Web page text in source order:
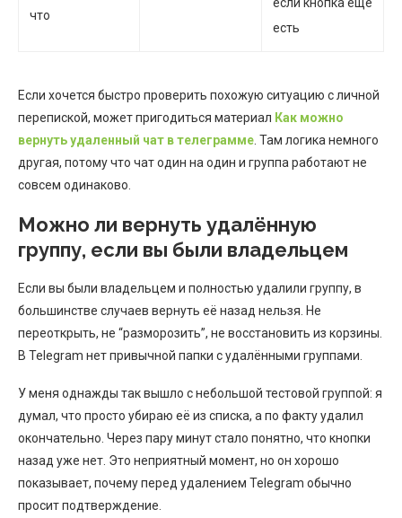
что
есть
Если хочется быстро проверить похожую ситуацию с личной
перепиской, может пригодиться материал Как можно
вернуть удаленный чат в телеграмме . Там логика немного
другая, потому что чат один на один и группа работают не
совсем одинаково.
Можно ли вернуть удалённую
группу, если вы были владельцем
Если вы были владельцем и полностью удалили группу, в
большинстве случаев вернуть её назад нельзя. Не
переоткрыть, не “разморозить”, не восстановить из корзины.
В Telegram нет привычной папки с удалёнными группами.
У меня однажды так вышло с небольшой тестовой группой: я
думал, что просто убираю её из списка, а по факту удалил
окончательно. Через пару минут стало понятно, что кнопки
назад уже нет. Это неприятный момент, но он хорошо
показывает, почему перед удалением Telegram обычно
просит подтверждение.